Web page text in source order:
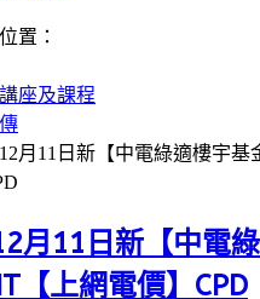
置：
座及課程
月11日新【中電綠適樓宇
月11日新【中電
【上網電價】CPD